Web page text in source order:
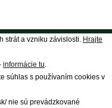
strát a vzniku závislosti. Hrajte
informácie tu
súhlas s používaním cookies v
nie sú prevádzkované